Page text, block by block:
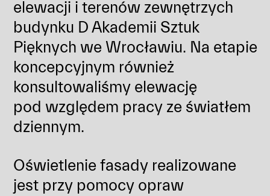
elewacji i terenów zewnętrzych
budynku D Akademii Sztuk
Pięknych we Wrocławiu. Na etapie
koncepcyjnym również
konsultowaliśmy elewację
pod względem pracy ze światłem
dziennym.
Oświetlenie fasady realizowane
jest przy pomocy opraw